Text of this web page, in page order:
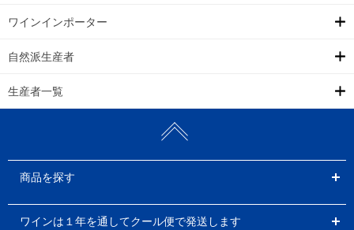
ワインインポーター
自然派生産者
生産者一覧
商品を探す
ワインは１年を通してクール便で発送します